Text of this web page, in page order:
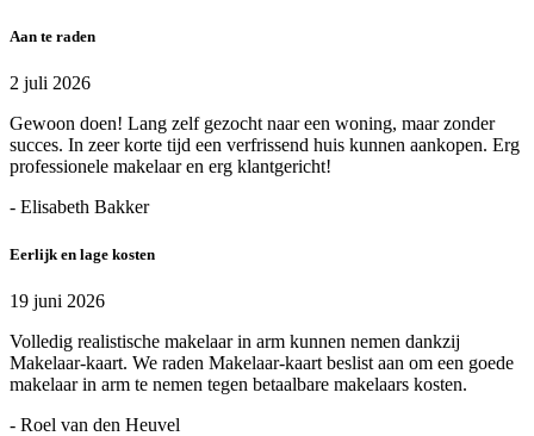
Aan te raden
2 juli 2026
Gewoon doen! Lang zelf gezocht naar een woning, maar zonder
succes. In zeer korte tijd een verfrissend huis kunnen aankopen. Erg
professionele makelaar en erg klantgericht!
- Elisabeth Bakker
Eerlijk en lage kosten
19 juni 2026
Volledig realistische makelaar in arm kunnen nemen dankzij
Makelaar-kaart. We raden Makelaar-kaart beslist aan om een goede
makelaar in arm te nemen tegen betaalbare makelaars kosten.
- Roel van den Heuvel